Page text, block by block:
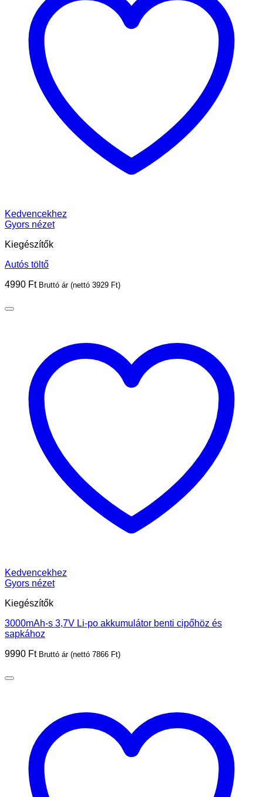
Kedvencekhez
Gyors nézet
Kiegészítők
Autós töltő
4990 Ft Bruttó ár (nettó 3929 Ft)
Kedvencekhez
Gyors nézet
Kiegészítők
3000mAh-s 3,7V Li-po akkumulátor benti cipőhöz és
sapkához
9990 Ft Bruttó ár (nettó 7866 Ft)